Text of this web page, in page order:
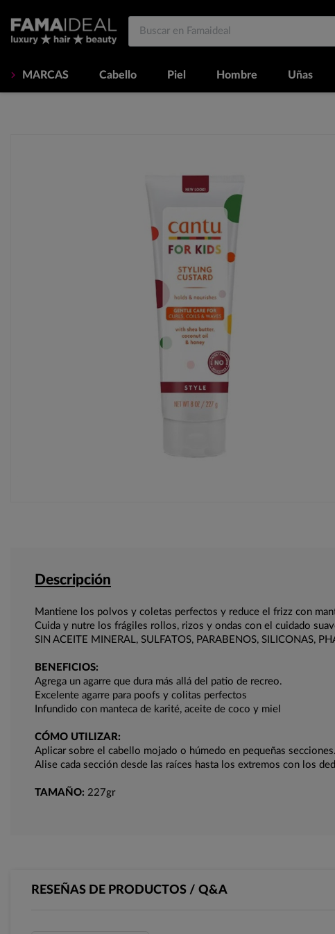
MARCAS Cabello Piel Hombre Uñas
Descripción
Mantiene los polvos y coletas perfectos y reduce el frizz con
Cuida y nutre los frágiles rollos, rizos y ondas con el cuidado
SIN ACEITE MINERAL, SULFATOS, PARABENOS, SILICONAS,
BENEFICIOS:
Agrega un agarre que dura más allá del patio de recreo.
Excelente agarre para poofs y colitas perfectos
Infundido con manteca de karité, aceite de coco y miel
CÓMO UTILIZAR:
Aplicar sobre el cabello mojado o húmedo en pequeñas secciones.
Alise cada sección desde las raíces hasta los extremos con los
TAMAÑO: 227gr
RESEÑAS DE PRODUCTOS / Q&A